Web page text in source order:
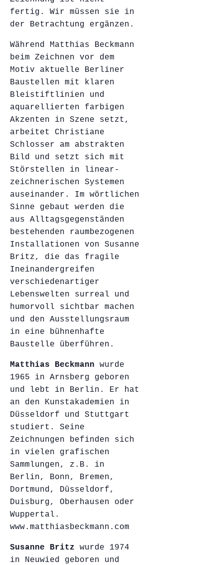
fertig. Wir müssen sie in
der Betrachtung ergänzen.
Während Matthias Beckmann
beim Zeichnen vor dem
Motiv aktuelle Berliner
Baustellen mit klaren
Bleistiftlinien und
aquarellierten farbigen
Akzenten in Szene setzt,
arbeitet Christiane
Schlosser am abstrakten
Bild und setzt sich mit
Störstellen in linear-
zeichnerischen Systemen
auseinander. Im wörtlichen
Sinne gebaut werden die
aus Alltagsgegenständen
bestehenden raumbezogenen
Installationen von Susanne
Britz, die das fragile
Ineinandergreifen
verschiedenartiger
Lebenswelten surreal und
humorvoll sichtbar machen
und den Ausstellungsraum
in eine bühnenhafte
Baustelle überführen.
Matthias Beckmann wurde
1965 in Arnsberg geboren
und lebt in Berlin. Er hat
an den Kunstakademien in
Düsseldorf und Stuttgart
studiert. Seine
Zeichnungen befinden sich
in vielen grafischen
Sammlungen, z.B. in
Berlin, Bonn, Bremen,
Dortmund, Düsseldorf,
Duisburg, Oberhausen oder
Wuppertal.
www.matthiasbeckmann.com
Susanne Britz wurde 1974
in Neuwied geboren und